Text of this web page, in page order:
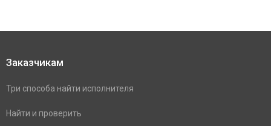
Заказчикам
Три способа найти исполнителя
Найти и проверить